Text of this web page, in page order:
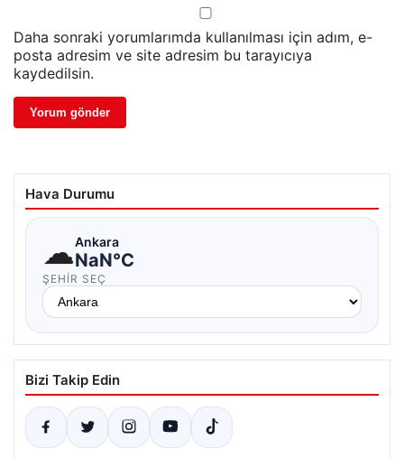
Daha sonraki yorumlarımda kullanılması için adım, e-
posta adresim ve site adresim bu tarayıcıya
kaydedilsin.
Hava Durumu
☁Ankara
NaN°C
ŞEHIR SEÇ
Bizi Takip Edin